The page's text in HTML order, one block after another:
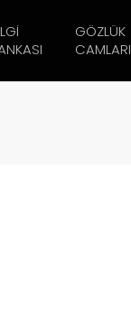
GÖZLÜK
CAMLARI